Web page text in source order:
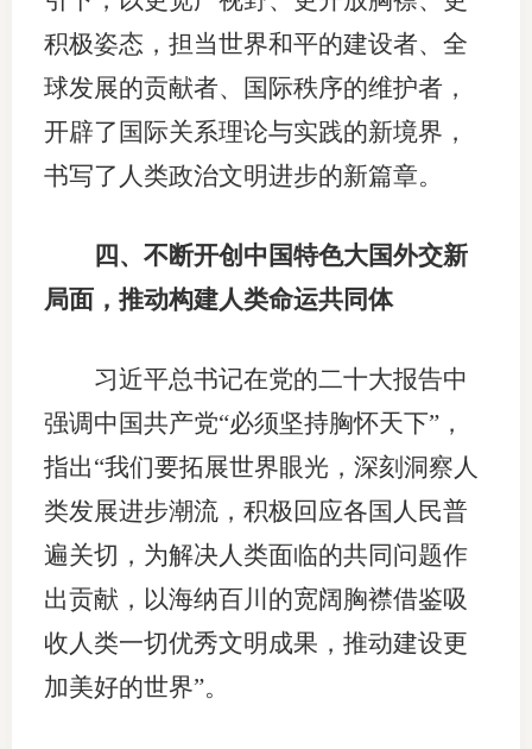
积极姿态，担当世界和平的建设者、全
球发展的贡献者、国际秩序的维护者，
开辟了国际关系理论与实践的新境界，
书写了人类政治文明进步的新篇章。
四、不断开创中国特色大国外交新
局面，推动构建人类命运共同体
习近平总书记在党的二十大报告中
强调中国共产党“必须坚持胸怀天下”，
指出“我们要拓展世界眼光，深刻洞察人
类发展进步潮流，积极回应各国人民普
遍关切，为解决人类面临的共同问题作
出贡献，以海纳百川的宽阔胸襟借鉴吸
收人类一切优秀文明成果，推动建设更
加美好的世界”。